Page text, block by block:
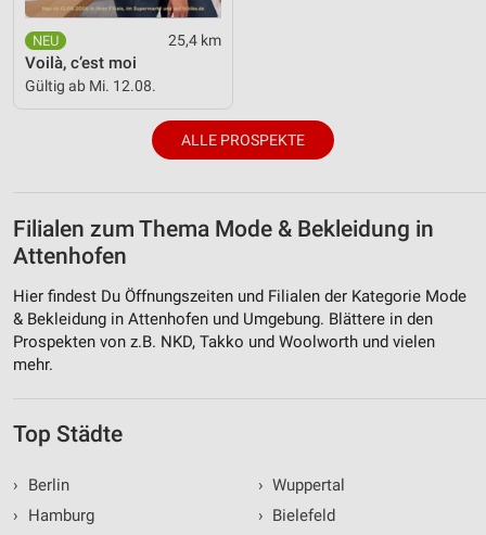
25,4 km
Voilà, c’est moi
Gültig ab Mi. 12.08.
ALLE PROSPEKTE
Filialen zum Thema Mode & Bekleidung in
Attenhofen
Hier findest Du Öffnungszeiten und Filialen der Kategorie Mode
& Bekleidung in Attenhofen und Umgebung. Blättere in den
Prospekten von z.B. NKD, Takko und Woolworth und vielen
mehr.
Top Städte
›
Berlin
›
Hamburg
› Wuppertal
› Bielefeld